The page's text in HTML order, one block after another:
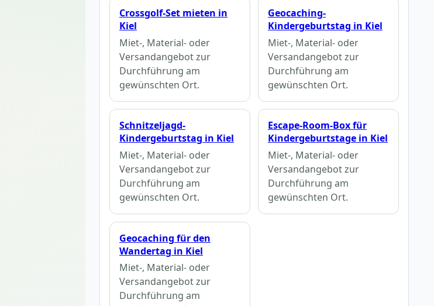
Crossgolf-Set mieten in
Kiel
Miet-, Material- oder
Versandangebot zur
Durchführung am
gewünschten Ort.
Geocaching-
Kindergeburtstag in Kiel
Miet-, Material- oder
Versandangebot zur
Durchführung am
gewünschten Ort.
Schnitzeljagd-
Kindergeburtstag in Kiel
Miet-, Material- oder
Versandangebot zur
Durchführung am
gewünschten Ort.
Escape-Room-Box für
Kindergeburtstage in Kiel
Miet-, Material- oder
Versandangebot zur
Durchführung am
gewünschten Ort.
Geocaching für den
Wandertag in Kiel
Miet-, Material- oder
Versandangebot zur
Durchführung am